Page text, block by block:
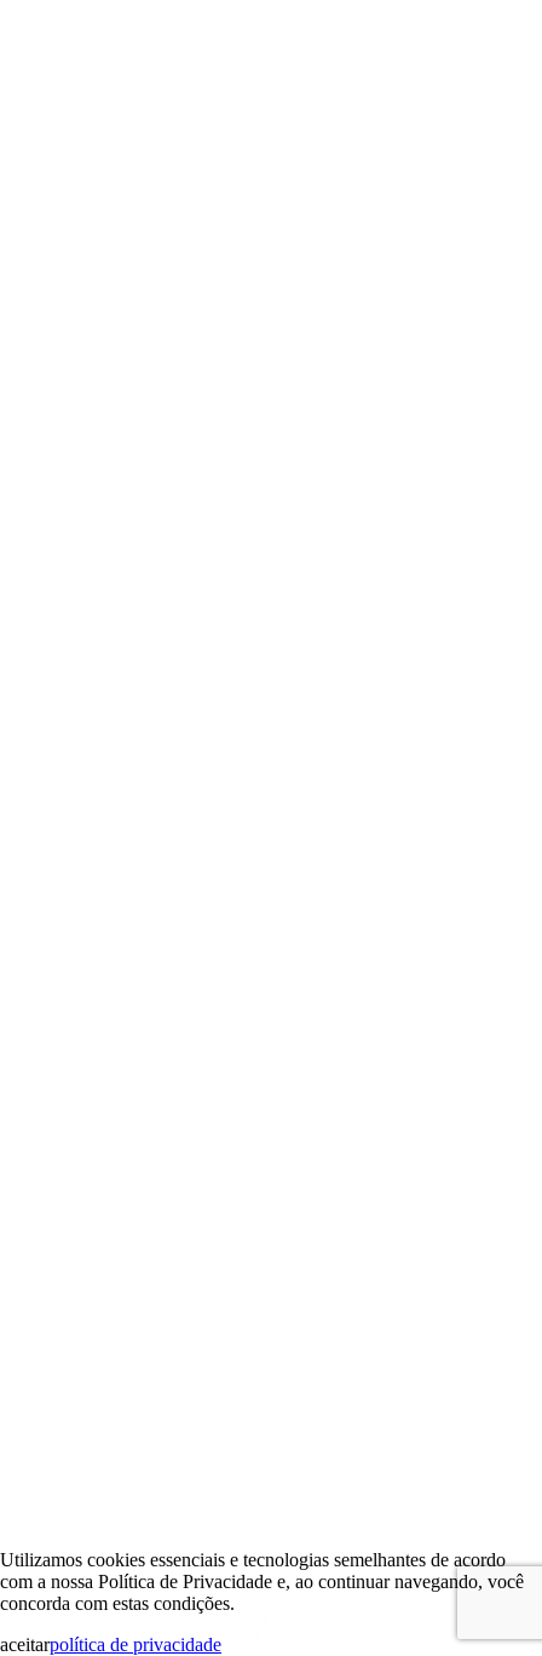
Utilizamos cookies essenciais e tecnologias semelhantes de acordo
com a nossa Política de Privacidade e, ao continuar navegando, você
concorda com estas condições.
aceitarpolítica de privacidade